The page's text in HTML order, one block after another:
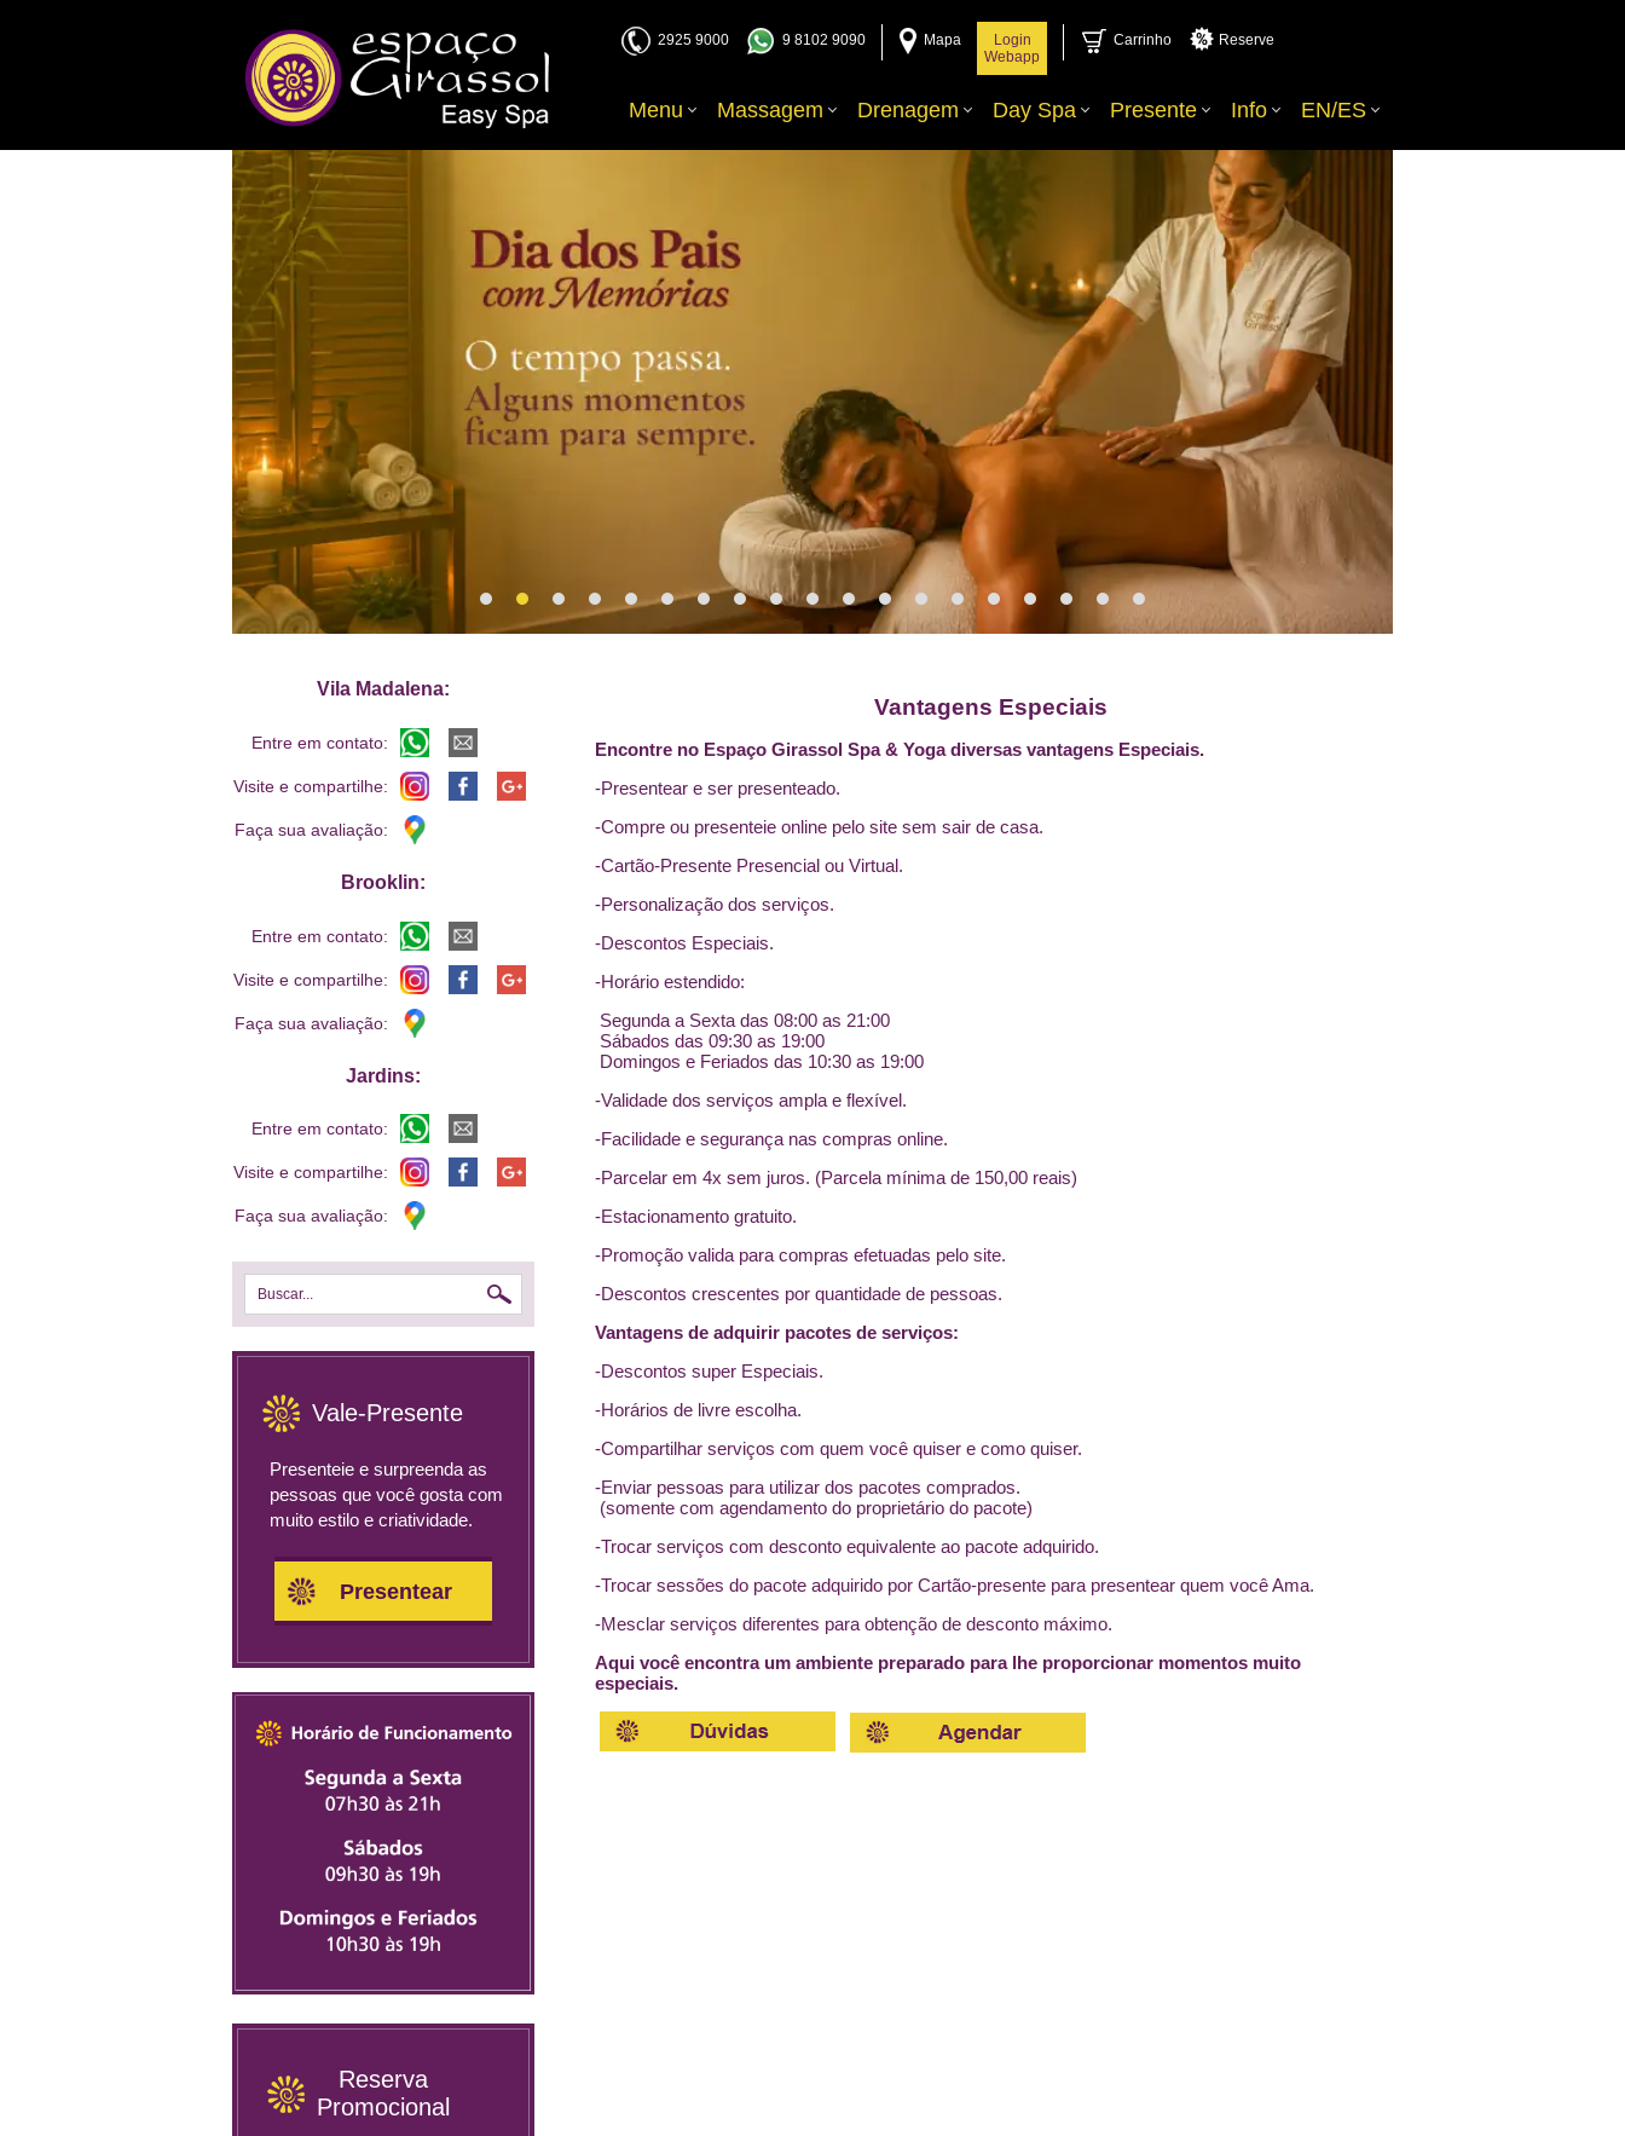
2925 9000 9 8102 9090 Mapa
Login
Webapp
Carrinho Reserve
Menu Massagem Drenagem Day Spa Presente Info EN/ES
Vantagens Especiais
Encontre no Espaço Girassol Spa & Yoga diversas vantagens Especiais.
-Presentear e ser presenteado.
-Compre ou presenteie online pelo site sem sair de casa.
-Cartão-Presente Presencial ou Virtual.
-Personalização dos serviços.
-Descontos Especiais.
-Horário estendido:
Segunda a Sexta das 08:00 as 21:00
Sábados das 09:30 as 19:00
Domingos e Feriados das 10:30 as 19:00
-Validade dos serviços ampla e flexível.
-Facilidade e segurança nas compras online.
-Parcelar em 4x sem juros. (Parcela mínima de 150,00 reais)
-Estacionamento gratuito.
-Promoção valida para compras efetuadas pelo site.
-Descontos crescentes por quantidade de pessoas.
Vantagens de adquirir pacotes de serviços:
-Descontos super Especiais.
-Horários de livre escolha.
-Compartilhar serviços com quem você quiser e como quiser.
-Enviar pessoas para utilizar dos pacotes comprados.
(somente com agendamento do proprietário do pacote)
-Trocar serviços com desconto equivalente ao pacote adquirido.
-Trocar sessões do pacote adquirido por Cartão-presente para presentear quem você Ama.
-Mesclar serviços diferentes para obtenção de desconto máximo.
Aqui você encontra um ambiente preparado para lhe proporcionar momentos muito
especiais.
Vila Madalena:
Entre em contato:
Visite e compartilhe:
Faça sua avaliação:
Brooklin:
Entre em contato:
Visite e compartilhe:
Faça sua avaliação:
Jardins:
Entre em contato:
Visite e compartilhe:
Faça sua avaliação:
Buscar...
Vale-Presente
Presenteie e surpreenda as
pessoas que você gosta com
muito estilo e criatividade.
Presentear
Reserva
Promocional